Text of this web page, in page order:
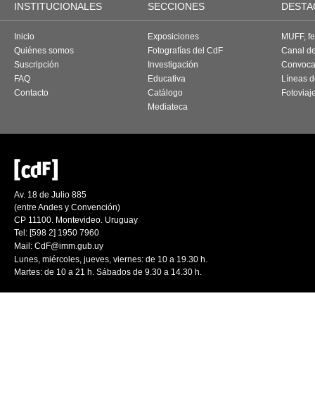
INSTITUCIONALES SECCIONES
Inicio
Quiénes somos
Suscripción
FAQ
Contacto
Exposiciones
Fotografías del CdF
Investigación
Educativa
Catálogo
Mediateca
MUFF,
Canal
Líneas
Av. 18 de Julio 885
(entre Andes y Convención)
CP 11100. Montevideo. Uruguay
Tel: [598 2] 1950 7960
Mail: CdF@imm.gub.uy
Lunes, miércoles, jueves, viernes: de 10 a 19.30 h.
Martes: de 10 a 21 h. Sábados de 9.30 a 14.30 h.